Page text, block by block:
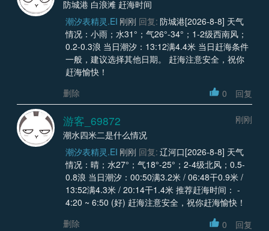
防城港 白浪滩 赶海时间
潮汐表精灵.EI 刚刚 回复: 防城港[2026-8-8] 天气
情况：小雨；水31°；气26°-34°；1-2级西南风；
0.2-0.3浪 当日潮汐：13:12满4.4米 当日赶海条件
一般，建议选择其他日期。 赶海注意安全，祝你
赶海愉快！
删除
0 回复
游客_69872
刚刚
潮水四米二是什么情况
潮汐表精灵.EI 刚刚 回复: 辽河口[2026-8-8] 天气
情况：晴；水27°；气18°-25°；2-4级北风；0.5-
0.8浪 当日潮汐：00:50满3.2米 / 06:48干0.9米 /
13:52满4.3米 / 20:14干1.4米 推荐赶海时间： -
4:20 ~ 6:50 (好) 赶海注意安全，祝你赶海愉快！
删除
0 回复